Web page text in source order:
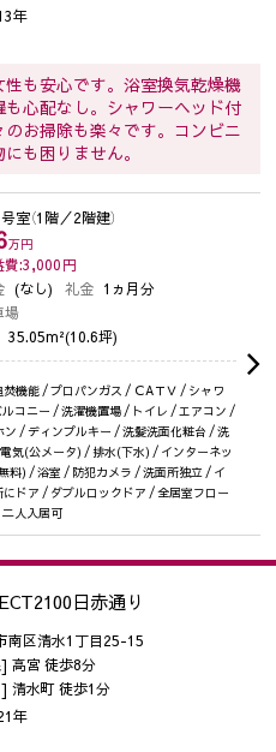
年
も安心です。浴室換気乾燥機
心配なし。シャワーヘッド付
お掃除も楽々です。コンビニ
も困りません。
室（1階／2階建）
万円
費:3,000円
(なし) 礼金 1ヵ月分
場
35.05m²(10.6坪)
機能 / プロパンガス / ＣAＴＶ / シャワ
コニー / 洗濯機置場 / トイレ / エアコン /
/ ディンプルキー / 洗髪洗面化粧台 / 洗
気(公メータ) / 排水(下水) / インターネッ
料) / 浴室 / 防犯カメラ / 洗面所独立 / イ
ドア / ダブルロックドア / 全居室フロー
人入居可
日赤通り
南区清水1丁目25-15
高宮 徒歩8分
清水町 徒歩1分
年